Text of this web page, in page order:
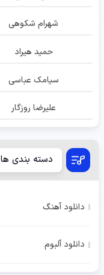
شهرام شکوهی
حمید هیراد
سیامک عباسی
علیرضا روزگار
دسته بندی ها
دانلود آهنگ
دانلود آلبوم